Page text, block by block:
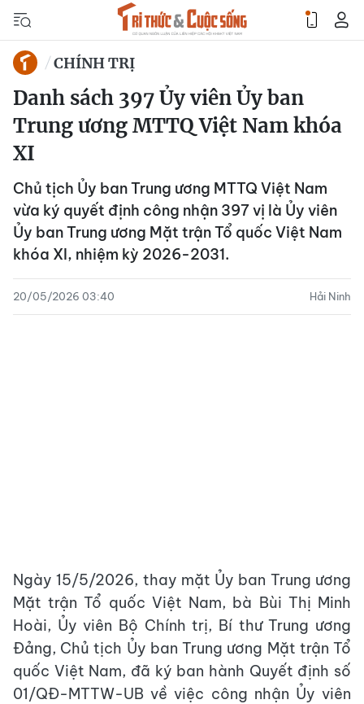
CHÍNH TRỊ
Danh sách 397 Ủy viên Ủy ban
Trung ương MTTQ Việt Nam khóa
XI
Chủ tịch Ủy ban Trung ương MTTQ Việt Nam
vừa ký quyết định công nhận 397 vị là Ủy viên
Ủy ban Trung ương Mặt trận Tổ quốc Việt Nam
khóa XI, nhiệm kỳ 2026-2031.
20/05/2026 03:40 Hải Ninh
Ngày 15/5/2026, thay mặt Ủy ban Trung ương
Mặt trận Tổ quốc Việt Nam, bà Bùi Thị Minh
Hoài, Ủy viên Bộ Chính trị, Bí thư Trung ương
Đảng, Chủ tịch Ủy ban Trung ương Mặt trận Tổ
quốc Việt Nam, đã ký ban hành Quyết định số
01/QĐ-MTTW-UB về việc công nhận Ủy viên